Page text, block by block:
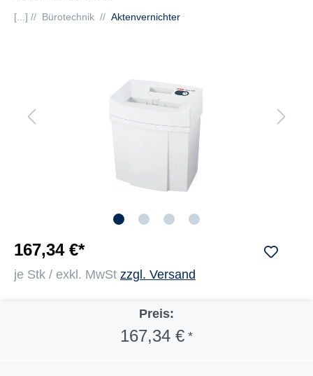
[...] // Bürotechnik // Aktenvernichter
167,34 €*
je Stk / exkl. MwSt zzgl. Versand
Preis:
167,34 € *